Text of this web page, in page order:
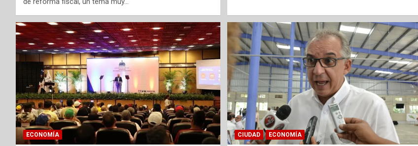
ECONOMÍA CIUDAD ECONOMÍA